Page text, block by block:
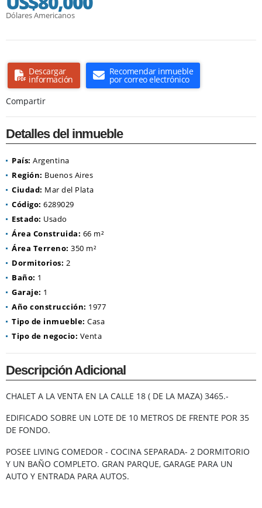
Dólares Americanos
Descargar
información
Recomendar inmueble
por correo electrónico
Compartir
Detalles del inmueble
País: Argentina
Región: Buenos Aires
Ciudad: Mar del Plata
Código: 6289029
Estado: Usado
Área Construida: 66 m²
Área Terreno: 350 m²
Dormitorios: 2
Baño: 1
Garaje: 1
Año construcción: 1977
Tipo de inmueble: Casa
Tipo de negocio: Venta
Descripción Adicional
CHALET A LA VENTA EN LA CALLE 18 ( DE LA MAZA) 3465.-
EDIFICADO SOBRE UN LOTE DE 10 METROS DE FRENTE POR 35
DE FONDO.
POSEE LIVING COMEDOR - COCINA SEPARADA- 2 DORMITORIO
Y UN BAÑO COMPLETO. GRAN PARQUE, GARAGE PARA UN
AUTO Y ENTRADA PARA AUTOS.